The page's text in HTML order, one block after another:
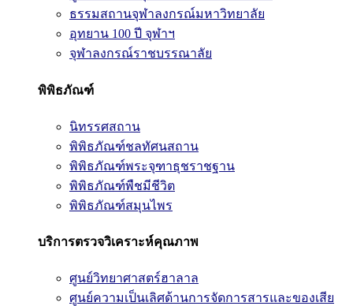
ธรรมสถานจุฬาลงกรณ์มหาวิทยาลัย
อุทยาน 100 ปี จุฬาฯ
จุฬาลงกรณ์ราชบรรณาลัย
พิพิธภัณฑ์
นิทรรศสถาน
พิพิธภัณฑ์ชลทัศนสถาน
พิพิธภัณฑ์พระจุฑาธุชราชฐาน
พิพิธภัณฑ์พืชมีชีวิต
พิพิธภัณฑ์สมุนไพร
บริการตรวจวิเคราะห์คุณภาพ
ศูนย์วิทยาศาสตร์ฮาลาล
ศูนย์ความเป็นเลิศด้านการจัดการสารและของเสีย